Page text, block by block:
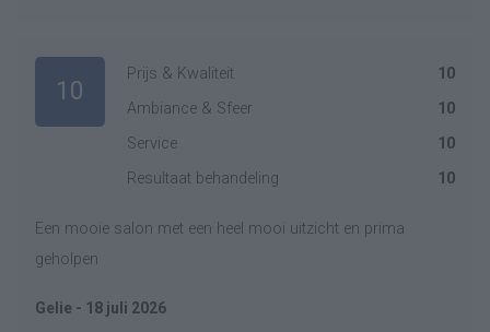
10
Prijs & Kwaliteit
10
Ambiance & Sfeer
10
Service
10
Resultaat behandeling
10
Een mooie salon met een heel mooi uitzicht en prima
geholpen
Gelie - 18 juli 2026